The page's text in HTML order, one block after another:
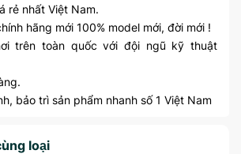
rẻ nhất Việt Nam.
hãng mới 100% model mới, đời mới !
trên toàn quốc với đội ngũ kỹ thuật
bảo trì sản phẩm nhanh số 1 Việt Nam
loại